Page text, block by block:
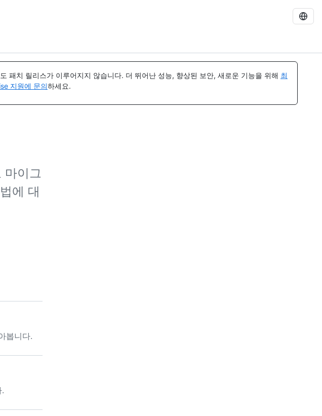
패치 릴리스가 이루어지지 않습니다. 더 뛰어난 성능, 향상된 보안, 새로운 기능을 위해 최
지원에 문의하세요.
마이그
에 대
봅니다.